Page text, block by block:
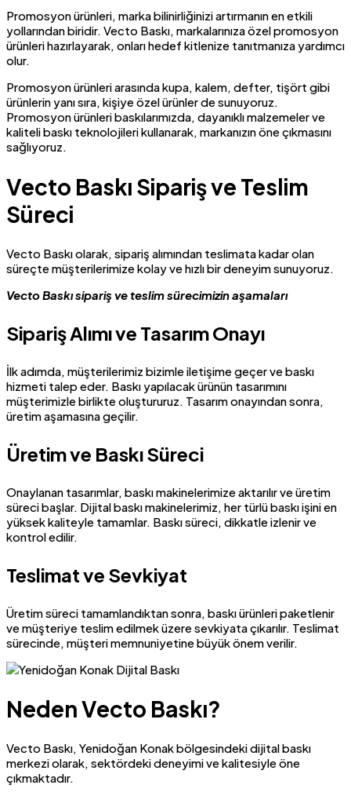
Promosyon ürünleri, marka bilinirliğinizi artırmanın en etkili
yollarından biridir. Vecto Baskı, markalarınıza özel promosyon
ürünleri hazırlayarak, onları hedef kitlenize tanıtmanıza yardımcı
olur.
Promosyon ürünleri arasında kupa, kalem, defter, tişört gibi
ürünlerin yanı sıra, kişiye özel ürünler de sunuyoruz.
Promosyon ürünleri baskılarımızda, dayanıklı malzemeler ve
kaliteli baskı teknolojileri kullanarak, markanızın öne çıkmasını
sağlıyoruz.
Vecto Baskı Sipariş ve Teslim
Süreci
Vecto Baskı olarak, sipariş alımından teslimata kadar olan
süreçte müşterilerimize kolay ve hızlı bir deneyim sunuyoruz.
Vecto Baskı sipariş ve teslim sürecimizin aşamaları
Sipariş Alımı ve Tasarım Onayı
İlk adımda, müşterilerimiz bizimle iletişime geçer ve baskı
hizmeti talep eder. Baskı yapılacak ürünün tasarımını
müşterimizle birlikte oluştururuz. Tasarım onayından sonra,
üretim aşamasına geçilir.
Üretim ve Baskı Süreci
Onaylanan tasarımlar, baskı makinelerimize aktarılır ve üretim
süreci başlar. Dijital baskı makinelerimiz, her türlü baskı işini en
yüksek kaliteyle tamamlar. Baskı süreci, dikkatle izlenir ve
kontrol edilir.
Teslimat ve Sevkiyat
Üretim süreci tamamlandıktan sonra, baskı ürünleri paketlenir
ve müşteriye teslim edilmek üzere sevkiyata çıkarılır. Teslimat
sürecinde, müşteri memnuniyetine büyük önem verilir.
Neden Vecto Baskı?
Vecto Baskı, Yenidoğan Konak bölgesindeki dijital baskı
merkezi olarak, sektördeki deneyimi ve kalitesiyle öne
çıkmaktadır.